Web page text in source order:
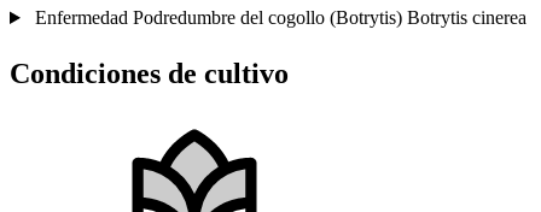
Enfermedad Podredumbre del cogollo (Botrytis) Botrytis cinerea
Condiciones de cultivo